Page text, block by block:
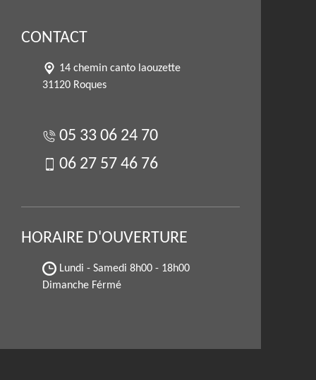
CONTACT
14 chemin canto laouzette
31120 Roques
05 33 06 24 70
06 27 57 46 76
HORAIRE D'OUVERTURE
Lundi - Samedi 8h00 - 18h00
Dimanche Férmé